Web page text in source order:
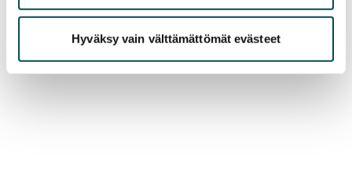
Hyväksy vain välttämättömät evästeet